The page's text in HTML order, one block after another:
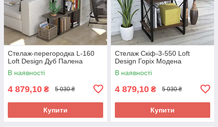
Стелаж-перегородка L-160
Loft Design Дуб Палена
В наявності
4 879,10 ₴ 5 030 ₴
Купити
Стелаж Скіф-3-550 Loft
Design Горіх Модена
В наявності
4 879,10 ₴ 5 030 ₴
Купити